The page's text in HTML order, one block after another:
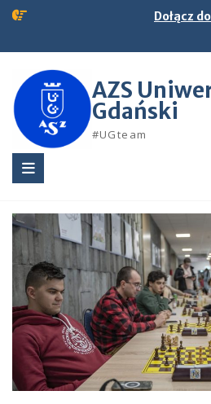
Skip
Dołącz
AZS
Gdański
#UGteam